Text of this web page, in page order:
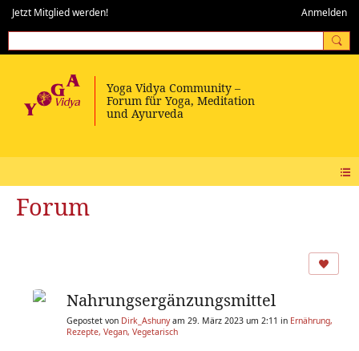
Jetzt Mitglied werden! Anmelden
Forum
Nahrungsergänzungsmittel
Gepostet von Dirk_Ashunyam 29. März 2023 um 2:11 in Ernährung,
Rezepte, Vegan, Vegetarisch